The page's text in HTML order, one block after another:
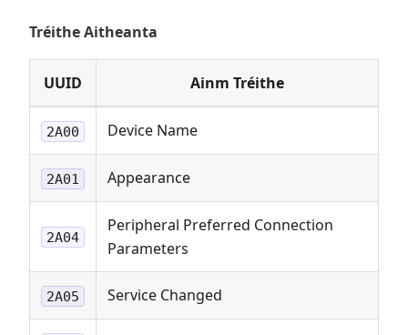
Tréithe Aitheanta
UUID Ainm Tréithe
2A00 Device Name
2A01 Appearance
2A04
Peripheral Preferred Connection
Parameters
2A05 Service Changed